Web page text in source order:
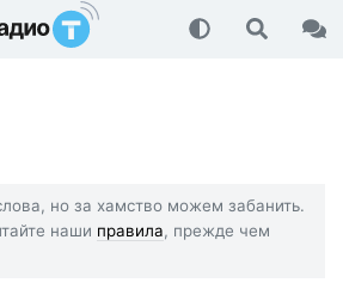
Т Подкаст
но за хамство можем забанить.
наши правила, прежде чем